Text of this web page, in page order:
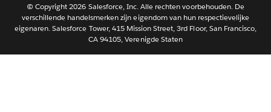
Português
Svenska
ไทย
简体中文
© Copyright 2026 Salesforce, Inc. Alle rechten voorbehouden. De
verschillende handelsmerken zijn eigendom van hun respectievelijke
eigenaren. Salesforce Tower, 415 Mission Street, 3rd Floor, San Francisco,
CA 94105, Verenigde Staten